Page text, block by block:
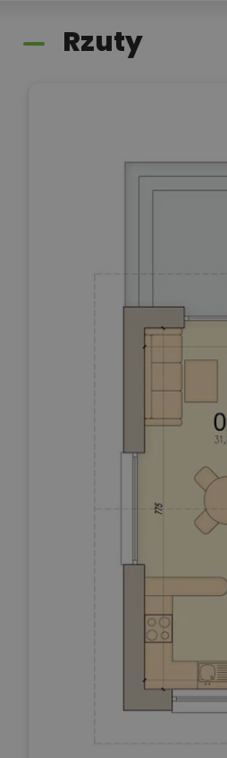
Rzuty